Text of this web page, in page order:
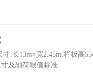
:长13m×宽2.45m,栏板高
及轴荷限值标准